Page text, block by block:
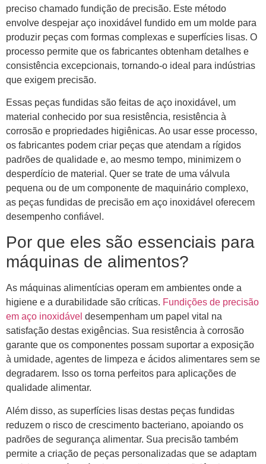
preciso chamado fundição de precisão. Este método
envolve despejar aço inoxidável fundido em um molde para
produzir peças com formas complexas e superfícies lisas. O
processo permite que os fabricantes obtenham detalhes e
consistência excepcionais, tornando-o ideal para indústrias
que exigem precisão.
Essas peças fundidas são feitas de aço inoxidável, um
material conhecido por sua resistência, resistência à
corrosão e propriedades higiênicas. Ao usar esse processo,
os fabricantes podem criar peças que atendam a rígidos
padrões de qualidade e, ao mesmo tempo, minimizem o
desperdício de material. Quer se trate de uma válvula
pequena ou de um componente de maquinário complexo,
as peças fundidas de precisão em aço inoxidável oferecem
desempenho confiável.
Por que eles são essenciais para
máquinas de alimentos?
As máquinas alimentícias operam em ambientes onde a
higiene e a durabilidade são críticas. Fundições de precisão
em aço inoxidável desempenham um papel vital na
satisfação destas exigências. Sua resistência à corrosão
garante que os componentes possam suportar a exposição
à umidade, agentes de limpeza e ácidos alimentares sem se
degradarem. Isso os torna perfeitos para aplicações de
qualidade alimentar.
Além disso, as superfícies lisas destas peças fundidas
reduzem o risco de crescimento bacteriano, apoiando os
padrões de segurança alimentar. Sua precisão também
permite a criação de peças personalizadas que se adaptam